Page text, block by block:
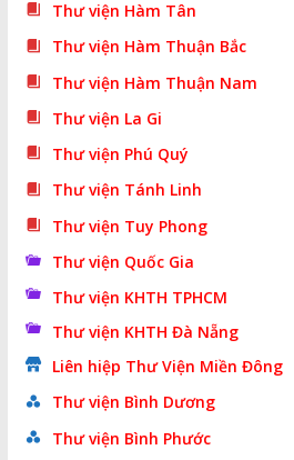
Thư viện Hàm Tân
Thư viện Hàm Thuận Bắc
Thư viện Hàm Thuận Nam
Thư viện La Gi
Thư viện Phú Quý
Thư viện Tánh Linh
Thư viện Tuy Phong
Thư viện Quốc Gia
Thư viện KHTH TPHCM
Thư viện KHTH Đà Nẵng
Liên hiệp Thư Viện Miền Đông
Thư viện Bình Dương
Thư viện Bình Phước